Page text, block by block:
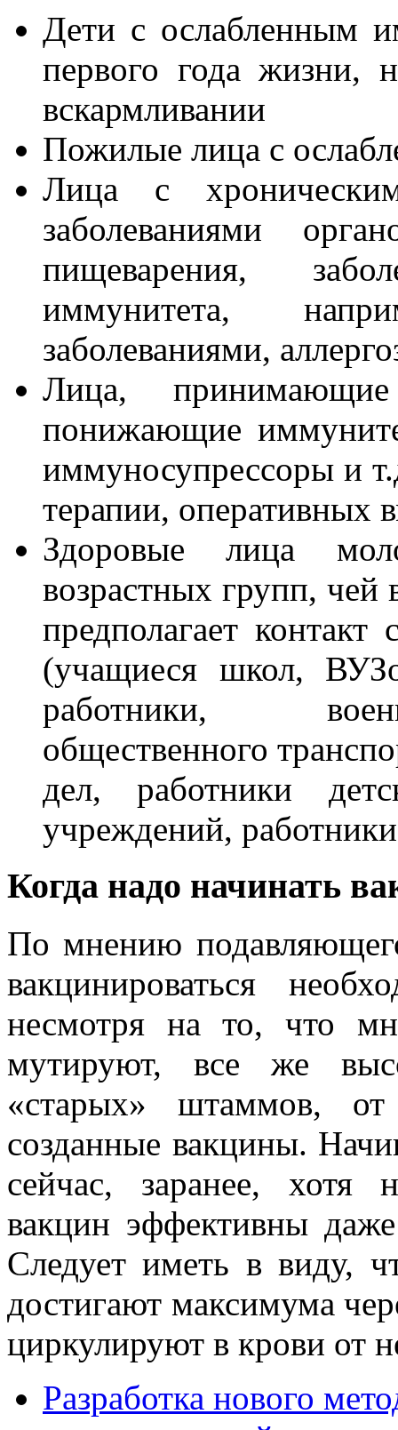
Дети с ослабленным
первого года жизни,
вскармливании
Пожилые лица с
Лица с
заболеваниями
пищеварения,
иммунитета,
заболеваниями,
Лица, принимающие
понижающие
иммуносупрессоры и
терапии, оперативных
Здоровые лица
возрастных групп, чей
предполагает
(учащиеся школ,
работники,
общественного
дел, работники
учреждений,
Когда надо начинать
По мнению
вакцинироваться
несмотря на то, что
мутируют, все же
«старых» штаммов,
созданные вакцины.
сейчас, заранее, хотя
вакцин эффективны
Следует иметь в виду,
достигают максимума
циркулируют в крови от
Разработка нового